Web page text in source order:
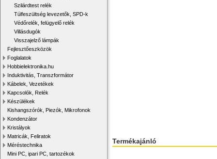
Szilárdtest relék
Túlfeszültség levezetők, SPD-k
Védőrelék, felügyelő relék
Villásdugók
Visszajelző lámpák
Fejlesztőeszközök
Foglalatok
Hobbielektronika.hu
Induktivitás, Transzformátor
Kábelek, Vezetékek
Kapcsolók, Relék
Készülékek
Kishangszórók, Piezók, Mikrofonok
Kondenzátor
Kristályok
Matricák, Feliratok
Méréstechnika
Mini PC, ipari PC, tartozékok
Termékajánló